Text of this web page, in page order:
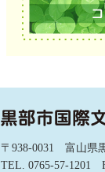
〒938-0031 富山県
TEL. 0765-57-1201